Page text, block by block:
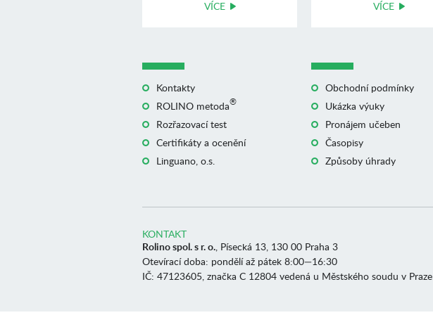
VÍCE VÍCE
Kontakty
ROLINO metoda®
Rozřazovací test
Certifikáty a ocenění
Linguano, o.s.
Obchodní podmínky
Ukázka výuky
Pronájem učeben
Časopisy
Způsoby úhrady
KONTAKT
Rolino spol. s r. o. , Písecká 13, 130 00 Praha 3
Otevírací doba: pondělí až pátek 8:00—16:30
IČ: 47123605, značka C 12804 vedená u Městského soudu v Praze